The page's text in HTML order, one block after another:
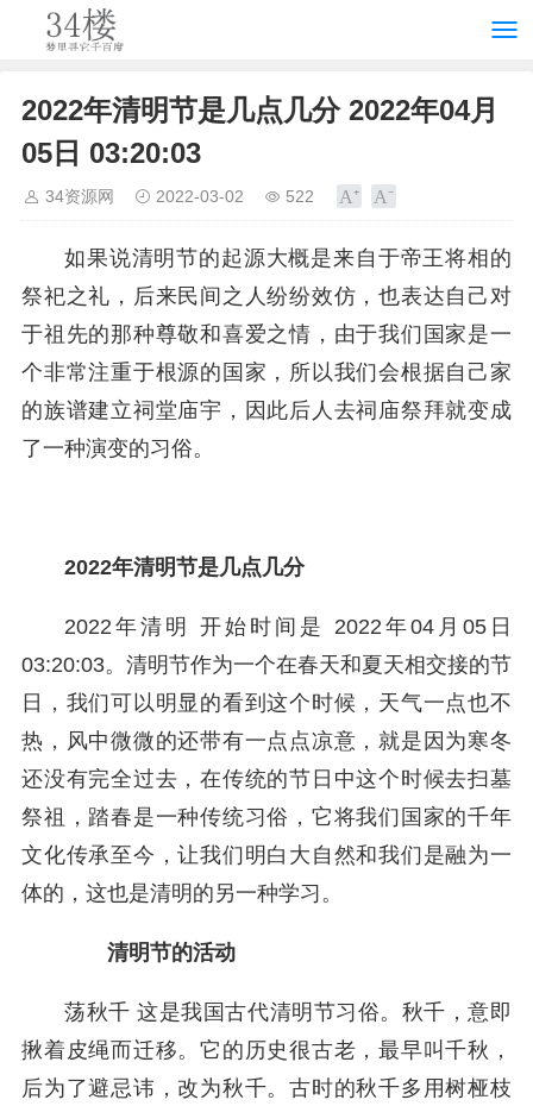
2022年清明节是几点几分 2022年04月
05日 03:20:03
34资源网 2022-03-02 522
如果说清明节的起源大概是来自于帝王将相的
祭祀之礼，后来民间之人纷纷效仿，也表达自己对
于祖先的那种尊敬和喜爱之情，由于我们国家是一
个非常注重于根源的国家，所以我们会根据自己家
的族谱建立祠堂庙宇，因此后人去祠庙祭拜就变成
了一种演变的习俗。
2022年清明节是几点几分
2022年清明 开始时间是 2022年04月05日
03:20:03。清明节作为一个在春天和夏天相交接的节
日，我们可以明显的看到这个时候，天气一点也不
热，风中微微的还带有一点点凉意，就是因为寒冬
还没有完全过去，在传统的节日中这个时候去扫墓
祭祖，踏春是一种传统习俗，它将我们国家的千年
文化传承至今，让我们明白大自然和我们是融为一
体的，这也是清明的另一种学习。
清明节的活动
荡秋千 这是我国古代清明节习俗。秋千，意即
揪着皮绳而迁移。它的历史很古老，最早叫千秋，
后为了避忌讳，改为秋千。古时的秋千多用树桠枝